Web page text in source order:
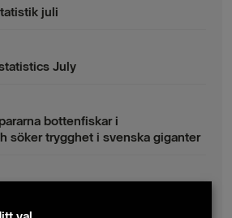
juli
July
bottenfiskar i
söker trygghet i svenska giganter
fast